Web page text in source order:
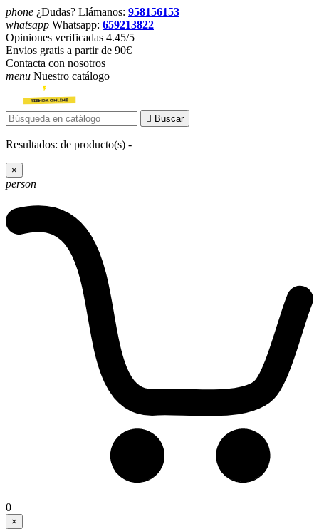
phone ¿Dudas? Llámanos: 958156153
whatsapp Whatsapp: 659213822
Opiniones verificadas 4.45/5
Envios gratis a partir de 90€
Contacta con nosotros
menu Nuestro catálogo
 Buscar
Resultados: de producto(s) -
×
person
0
×